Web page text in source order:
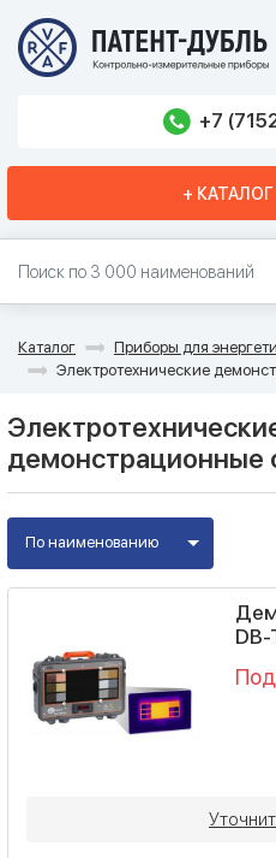
+7
+
Каталог
Приборы для
Электротехнические
демонстрационные
По наименованию
DB-